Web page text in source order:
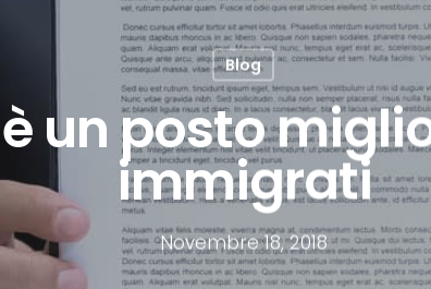
Blog
è un posto
immigrati
Novembre 18, 2018